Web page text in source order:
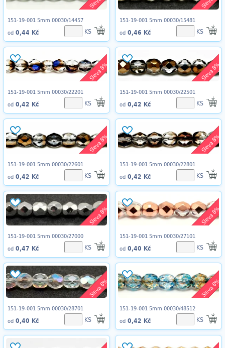
151-19-001 5mm 00030/14457
od 0,44 Kč KS
151-19-001 5mm 00030/15481
od 0,46 Kč KS
Sleva 8%
151-19-001 5mm 00030/22201
od 0,42 Kč KS
Sleva 8%
151-19-001 5mm 00030/22501
od 0,42 Kč KS
Sleva 8%
151-19-001 5mm 00030/22601
od 0,42 Kč KS
Sleva 8%
151-19-001 5mm 00030/22801
od 0,42 Kč KS
Sleva 8%
151-19-001 5mm 00030/27000
od 0,47 Kč KS
Sleva 8%
151-19-001 5mm 00030/27101
od 0,40 Kč KS
Sleva 8%
151-19-001 5mm 00030/28701
od 0,40 Kč KS
Sleva 8%
151-19-001 5mm 00030/48512
od 0,42 Kč KS